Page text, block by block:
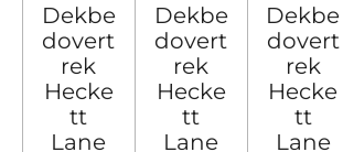
Dekbe
dovert
rek
Hecke
tt
Lane
Dekbe
dovert
rek
Hecke
tt
Lane
Dekbe
dovert
rek
Hecke
tt
Lane